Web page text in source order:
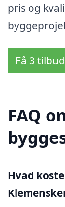
pris og
Få 3
FAQ
Hvad